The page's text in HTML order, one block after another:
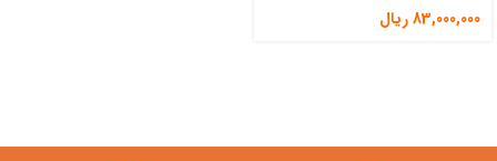
83,000,000ریال